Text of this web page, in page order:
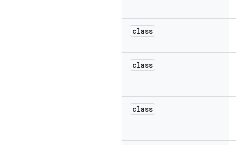
class
class
class